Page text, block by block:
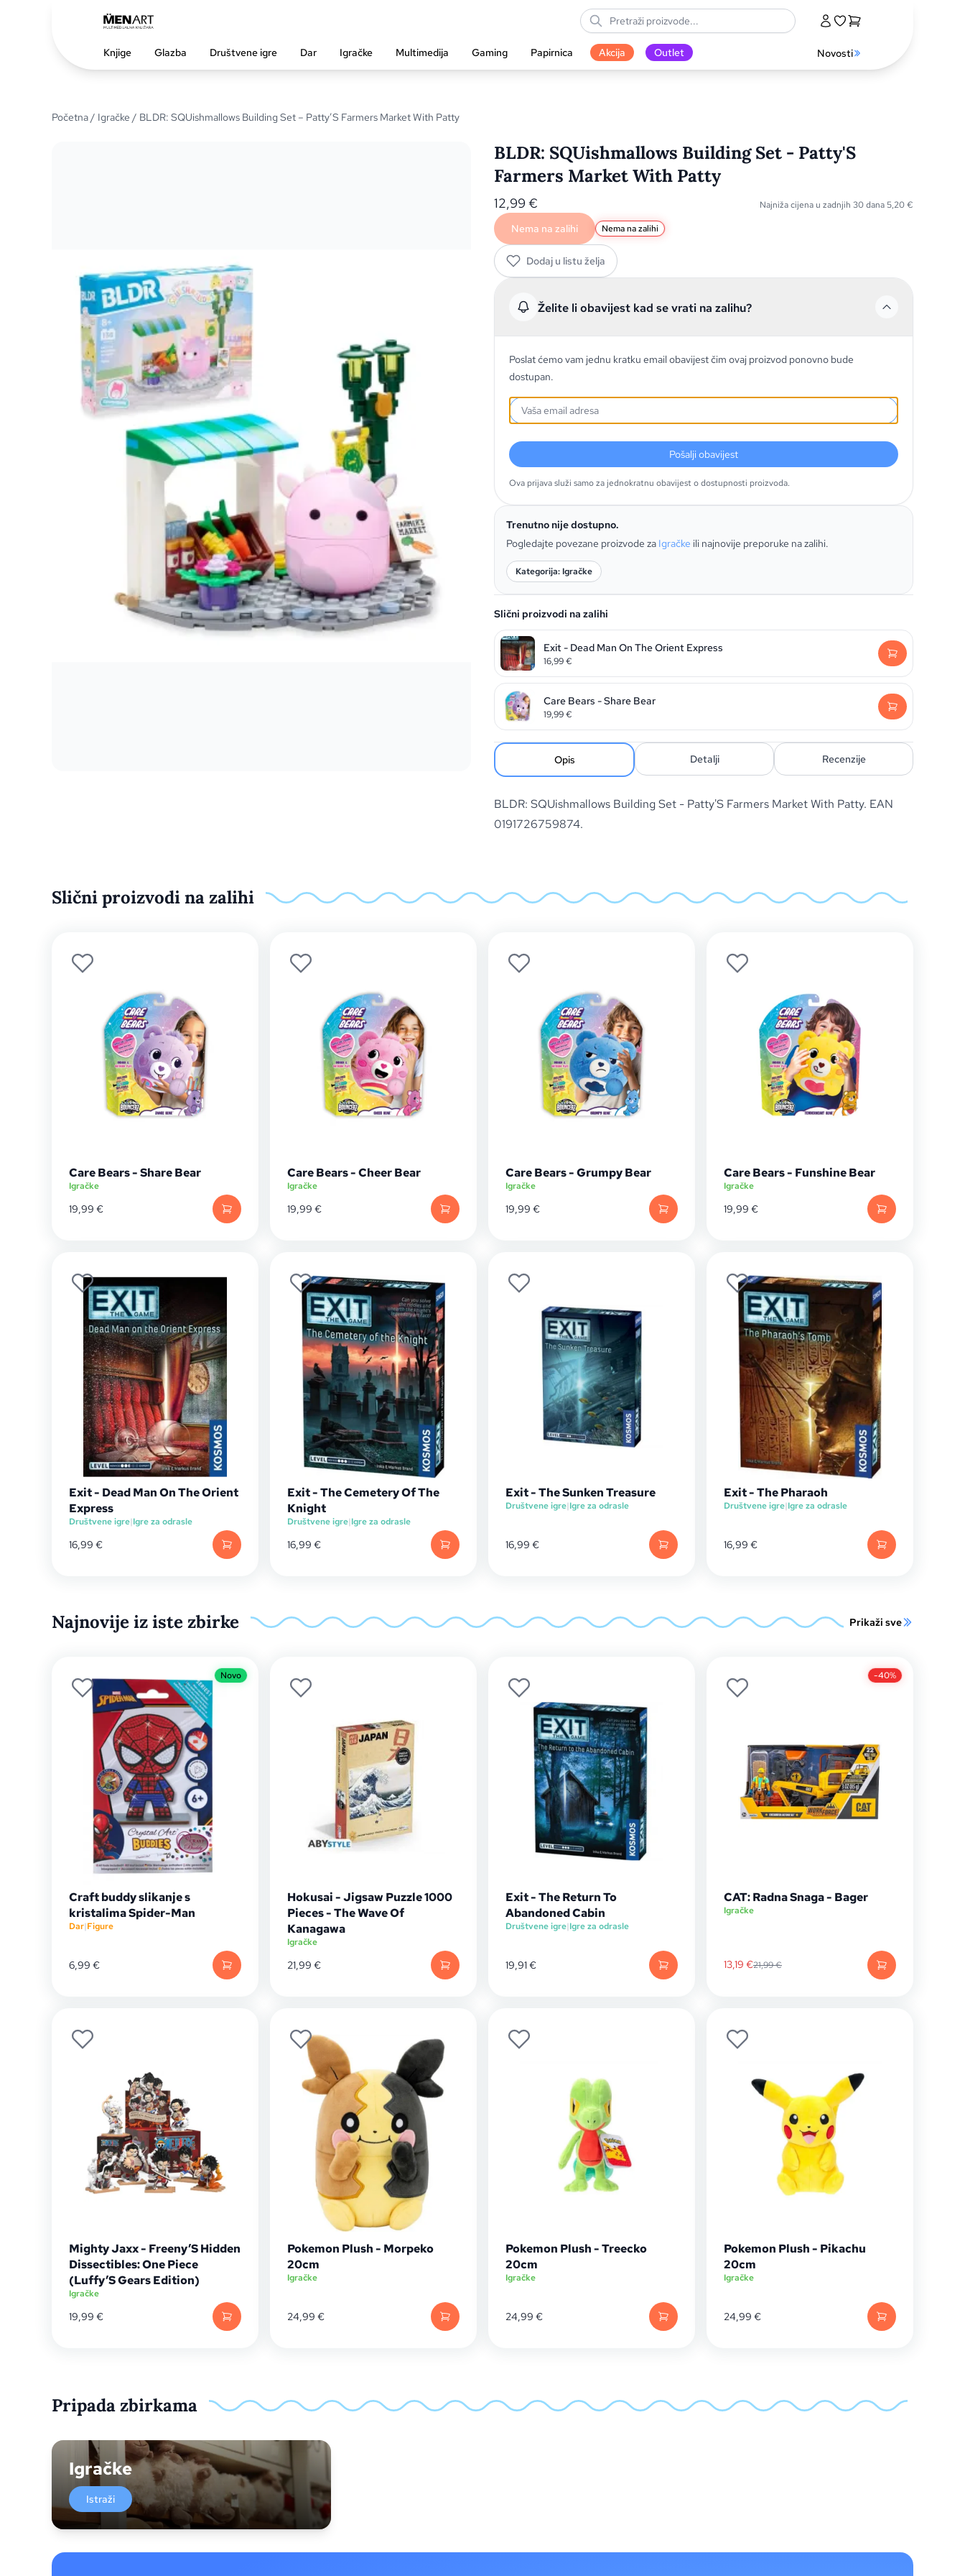
Knjige Glazba Društvene igre Dar Igračke Multimedija Gaming Papirnica Akcija Outlet Novosti
Početna/ Igračke / BLDR: SQUishmallows Building Set – Patty’S Farmers Market With Patty
BLDR: SQUishmallows Building Set - Patty'S
Farmers Market With Patty
12,99 € Najniža cijena u zadnjih 30 dana 5,20€
Nema na zalihi Nema na zalihi
Dodaj u listu želja
Želite li obavijest kad se vrati na zalihu?
Poslat ćemo vam jednu kratku email obavijest čim ovaj proizvod ponovno bude
dostupan.
Pošalji obavijest
Ova prijava služi samo za jednokratnu obavijest o dostupnosti proizvoda.
Trenutno nije dostupno.
Pogledajte povezane proizvode za Igračke ili najnovije preporuke na zalihi.
Kategorija: Igračke
Slični proizvodi na zalihi
Exit - Dead Man On The Orient Express
16,99€
Care Bears - Share Bear
19,99€
Opis Detalji Recenzije
BLDR: SQUishmallows Building Set - Patty'S Farmers Market With Patty. EAN
0191726759874.
Slični proizvodi na zalihi
Care Bears - Share Bear
Igračke
19,99 €
Care Bears - Cheer Bear
Igračke
19,99 €
Care Bears - Grumpy Bear
Igračke
19,99 €
Care Bears - Funshine Bear
Igračke
19,99 €
Exit - Dead Man On The Orient
Express
Društvene igre|Igre za odrasle
16,99 €
Exit - The Cemetery Of The
Knight
Društvene igre|Igre za odrasle
16,99 €
Exit - The Sunken Treasure
Društvene igre|Igre za odrasle
16,99 €
Exit - The Pharaoh
Društvene igre|Igre za odrasle
16,99 €
Najnovije iz iste zbirke Prikaži sve
Novo
Craft buddy slikanje s
kristalima Spider-Man
Dar|Figure
6,99 €
Hokusai - Jigsaw Puzzle 1000
Pieces - The Wave Of
Kanagawa
Igračke
21,99 €
Exit - The Return To
Abandoned Cabin
Društvene igre|Igre za odrasle
19,91€
-40%
CAT: Radna Snaga - Bager
Igračke
13,19 €21,99€
Mighty Jaxx - Freeny’S Hidden
Dissectibles: One Piece
(Luffy’S Gears Edition)
Igračke
19,99 €
Pokemon Plush - Morpeko
20cm
Igračke
24,99 €
Pokemon Plush - Treecko
20cm
Igračke
24,99 €
Pokemon Plush - Pikachu
20cm
Igračke
24,99 €
Pripada zbirkama
Igračke
Istraži